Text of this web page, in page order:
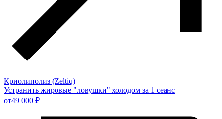
Криолиполиз (Zeltiq)
Устранить жировые "ловушки" холодом за 1 сеанс
от49 000 ₽